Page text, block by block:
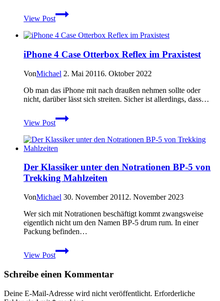
View Post
Blindbananabags
Plantain
ultralightrucksack
Praxistest
iPhone 4 Case Otterbox Reflex im Praxistest
VonMichael 2. Mai 20116. Oktober 2022
Ob man das iPhone mit nach draußen nehmen sollte oder
nicht, darüber lässt sich streiten. Sicher ist allerdings, dass…
View Post
iPhone
4
Otterbox
Reflex
Praxistest
Der Klassiker unter den Notrationen BP-5 von
Trekking Mahlzeiten
VonMichael 30. November 2011 2. November 2023
Wer sich mit Notrationen beschäftigt kommt zwangsweise
eigentlich nicht um den Namen BP-5 drum rum. In einer
Packung befinden…
View Post
Der
Klassiker
den
BP-
Schreibe einen Kommentar
Deine E-Mail-Adresse wird nicht veröffentlicht. Erforderliche